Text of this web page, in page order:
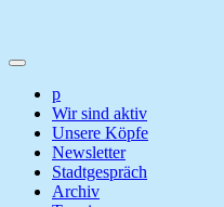
p
Wir sind aktiv
Unsere Köpfe
Newsletter
Stadtgespräch
Archiv